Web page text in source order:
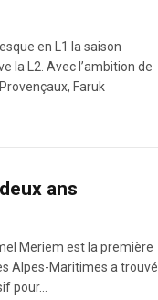
en L1 la saison
la L2. Avec l’ambition de
Faruk
ans
Meriem est la première
Alpes-Maritimes a trouvé
pour…